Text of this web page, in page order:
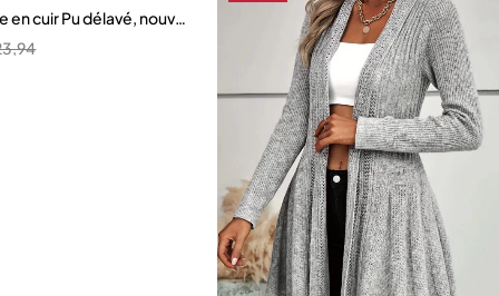
style streetwear
en cuir Pu délavé, nouveau Style, col de costume, taille à rivets